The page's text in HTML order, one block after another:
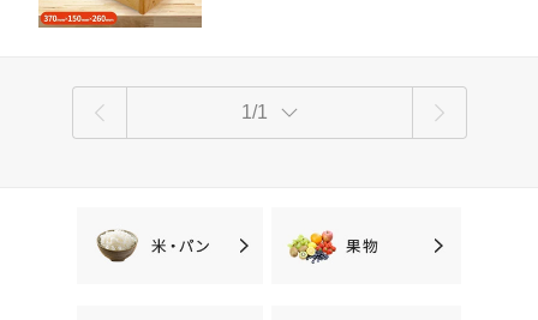
1/1